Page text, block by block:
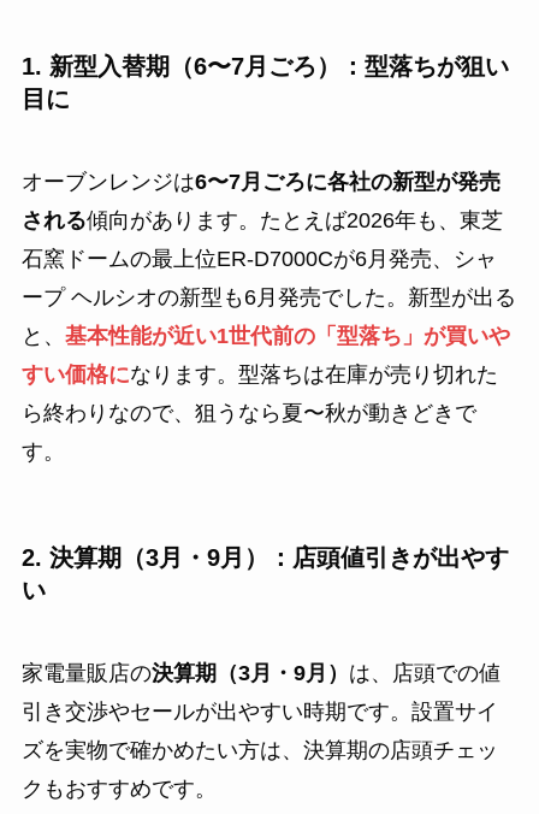
1. 新型入替期（6〜7月ごろ）：型落ちが狙い
目に
オーブンレンジは6〜7月ごろに各社の新型が発売
される傾向があります。たとえば2026年も、東芝
石窯ドームの最上位ER-D7000Cが6月発売、シャ
ープ ヘルシオの新型も6月発売でした。新型が出る
と、 基本性能が近い1世代前の「型落ち」が買いや
すい価格になります。型落ちは在庫が売り切れた
ら終わりなので、狙うなら夏〜秋が動きどきで
す。
2. 決算期（3月・9月）：店頭値引きが出やす
い
家電量販店の決算期（3月・9月） は、店頭での値
引き交渉やセールが出やすい時期です。設置サイ
ズを実物で確かめたい方は、決算期の店頭チェッ
クもおすすめです。